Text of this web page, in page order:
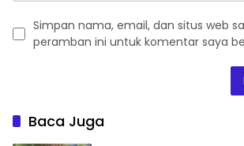
Simpan nama, email, dan situs web
peramban ini untuk komentar saya
Baca Juga